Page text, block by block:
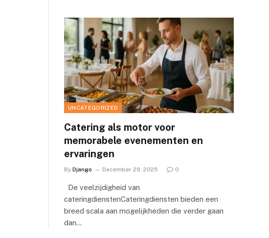
UNCATEGORIZED
Catering als motor voor
memorabele evenementen en
ervaringen
By Django December 29, 2025 0
De veelzijdigheid van
cateringdienstenCateringdiensten bieden een
breed scala aan mogelijkheden die verder gaan
dan…